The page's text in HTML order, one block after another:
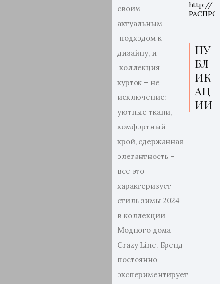
своим
актуальным
подходом к
дизайну, и
коллекция
курток – не
исключение:
уютные ткани,
комфортный
крой, сдержанная
элегантность –
все это
характеризует
стиль зимы 2024
в коллекции
Модного дома
Crazy Line. Бренд
постоянно
экспериментирует
ПУ
БЛ
ИК
АЦ
ИИ